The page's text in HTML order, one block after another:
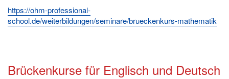
https://ohm-professional-
school.de/weiterbildungen/seminare/brueckenkurs-mathematik
Brückenkurse für Englisch und Deutsch